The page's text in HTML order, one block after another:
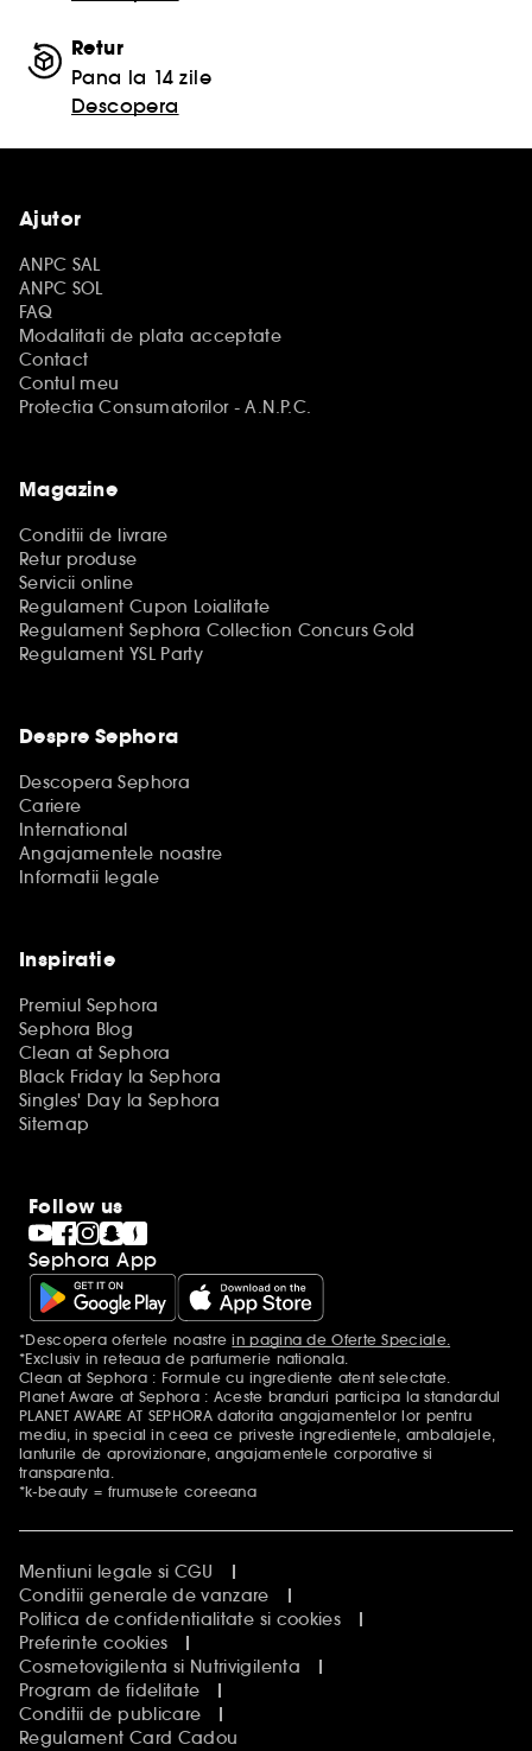
Retur
Pana la 14 zile
Descopera
Ajutor
ANPC SAL
ANPC SOL
FAQ
Modalitati de plata acceptate
Contact
Contul meu
Protectia Consumatorilor - A.N.P.C.
Magazine
Conditii de livrare
Retur produse
Servicii online
Regulament Cupon Loialitate
Regulament Sephora Collection Concurs Gold
Regulament YSL Party
Despre Sephora
Descopera Sephora
Cariere
International
Angajamentele noastre
Informatii legale
Inspiratie
Premiul Sephora
Sephora Blog
Clean at Sephora
Black Friday la Sephora
Singles' Day la Sephora
Sitemap
Follow us
Sephora App
Mentiuni aditionale
*Descopera ofertele noastrein pagina de Oferte Speciale.
*Exclusiv in reteaua de parfumerie nationala.
Clean at Sephora : Formule cu ingrediente atent selectate.
Planet Aware at Sephora : Aceste branduri participa la standardul
PLANET AWARE AT SEPHORA datorita angajamentelor lor pentru
mediu, in special in ceea ce priveste ingredientele, ambalajele,
lanturile de aprovizionare, angajamentele corporative si
transparenta.
*k-beauty = frumusete coreeana
Mentiuni legale si CGU
Conditii generale de vanzare
Politica de confidentialitate si cookies
Preferinte cookies
Cosmetovigilenta si Nutrivigilenta
Program de fidelitate
Conditii de publicare
Regulament Card Cadou